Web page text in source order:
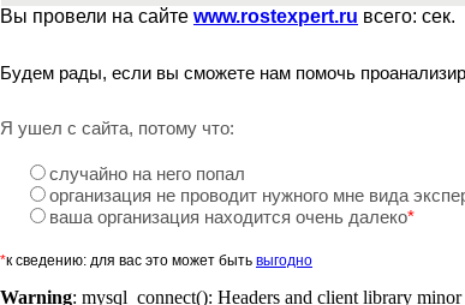
Вы провели на сайте www.rostexpert.ru всего: сек.
Будем рады, если вы сможете нам помочь
Я ушел с сайта, потому что:
случайно на него попал
организация не проводит нужного мне вида
ваша организация находится очень далеко*
*к сведению: для вас это может быть выгодно
Warning: mysql_connect(): Headers and client library